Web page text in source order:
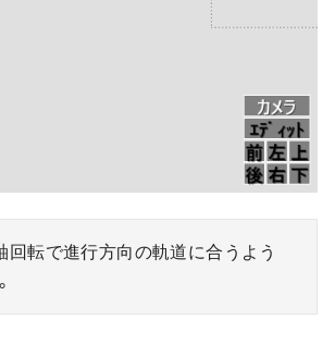
回転で進行方向の軌道に合うよう